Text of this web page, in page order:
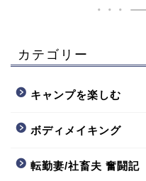
カテゴリー
キャンプを楽しむ
ボディメイキング
転勤妻/社畜夫 奮闘記